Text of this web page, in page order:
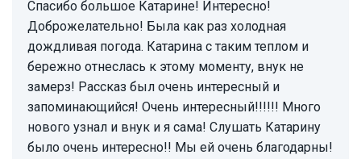
Спасибо большое Катарине! Интересно!
Доброжелательно! Была как раз холодная
дождливая погода. Катарина с таким теплом и
бережно отнеслась к этому моменту, внук не
замерз! Рассказ был очень интересный и
запоминающийся! Очень интересный!!!!!! Много
нового узнал и внук и я сама! Слушать Катарину
было очень интересно!! Мы ей очень благодарны!